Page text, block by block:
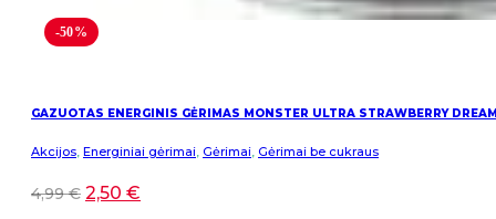
-50%
GAZUOTAS ENERGINIS GĖRIMAS MONSTER ULTRA STRAWBERRY
Akcijos Energiniai gėrimai Gėrimai Gėrimai be cukraus
4,99€ 2,50 €